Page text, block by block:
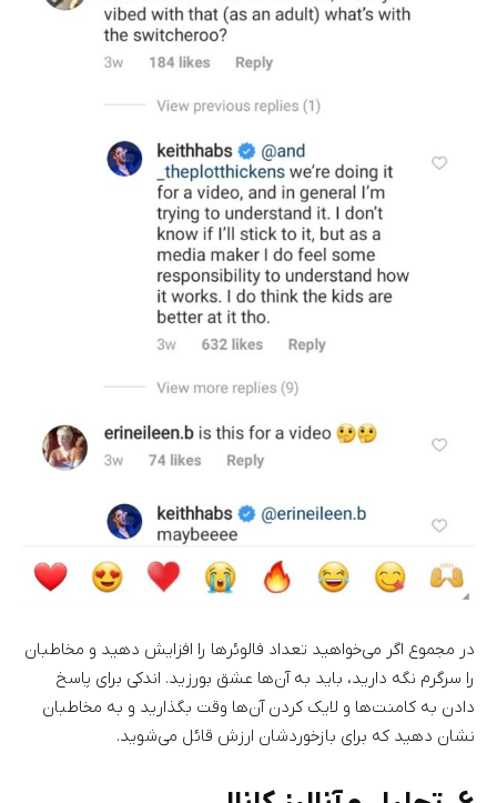
در مجموع اگر می‌خواهید تعداد فالوئرها را افزایش دهید و مخاطبان
را سرگرم نگه دارید، باید به آن‌ها عشق بورزید. اندکی برای پاسخ
دادن به کامنت‌ها و لایک کردن آن‌ها وقت بگذارید و به مخاطبان
نشان دهید که برای بازخوردشان ارزش قائل می‌شوید.